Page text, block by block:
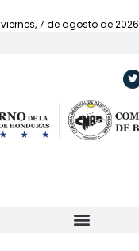
viernes, 7 de agosto de 2026